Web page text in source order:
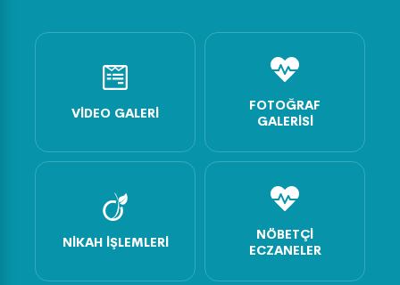
VIDEO GALERI
FOTOĞRAF
GALERISI
NIKAH İŞLEMLERI
NÖBETÇI
ECZANELER